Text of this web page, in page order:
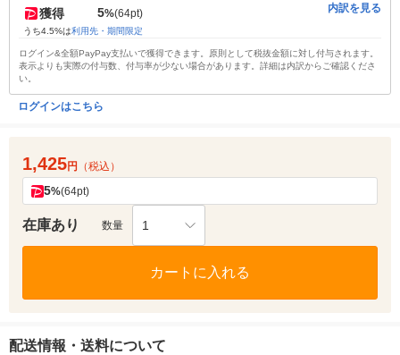
獲得 5%(64pt)
うち4.5%は利用先・期間限定
内訳を見る
ログイン&全額PayPay支払いで獲得できます。原則として税抜金額に対し付与されます。
表示よりも実際の付与数、付与率が少ない場合があります。詳細は内訳からご確認くださ
い。
ログインはこちら
1,425円 （税込）
5%(64pt)
在庫あり 数量 1
カートに入れる
配送情報・送料について